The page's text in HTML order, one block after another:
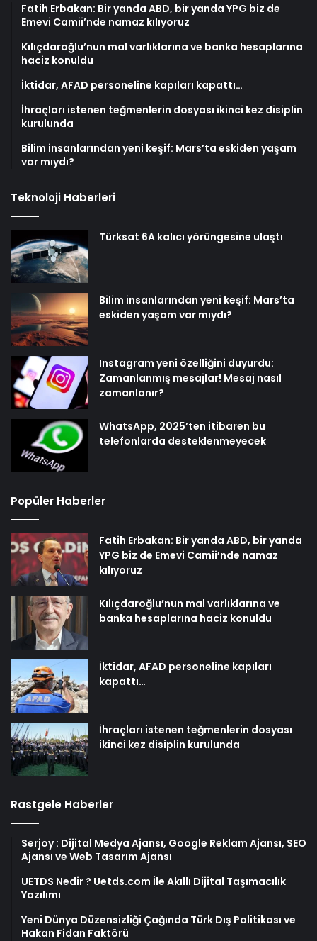
Fatih Erbakan: Bir yanda ABD, bir yanda YPG biz de
Emevi Camii’nde namaz kılıyoruz
Kılıçdaroğlu’nun mal varlıklarına ve banka hesaplarına
haciz konuldu
İktidar, AFAD personeline kapıları kapattı…
İhraçları istenen teğmenlerin dosyası ikinci kez disiplin
kurulunda
Bilim insanlarından yeni keşif: Mars’ta eskiden yaşam
var mıydı?
Teknoloji Haberleri
Türksat 6A kalıcı yörüngesine ulaştı
Bilim insanlarından yeni keşif: Mars’ta
eskiden yaşam var mıydı?
Instagram yeni özelliğini duyurdu:
Zamanlanmış mesajlar! Mesaj nasıl
zamanlanır?
WhatsApp, 2025’ten itibaren bu
telefonlarda desteklenmeyecek
Popüler Haberler
Fatih Erbakan: Bir yanda ABD, bir yanda
YPG biz de Emevi Camii’nde namaz
kılıyoruz
Kılıçdaroğlu’nun mal varlıklarına ve
banka hesaplarına haciz konuldu
İktidar, AFAD personeline kapıları
kapattı…
İhraçları istenen teğmenlerin dosyası
ikinci kez disiplin kurulunda
Rastgele Haberler
Serjoy : Dijital Medya Ajansı, Google Reklam Ajansı, SEO
Ajansı ve Web Tasarım Ajansı
UETDS Nedir ? Uetds.com İle Akıllı Dijital Taşımacılık
Yazılımı
Yeni Dünya Düzensizliği Çağında Türk Dış Politikası ve
Hakan Fidan Faktörü